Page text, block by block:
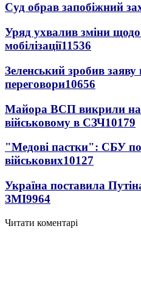
Суд обрав запобіжний
Уряд ухвалив зміни щодо
мобілізації11536
Зеленський зробив
переговори10656
Майора ВСП викрили на
військовому в СЗЧ10179
"Медові пастки": СБУ
військових10127
Україна поставила
ЗМІ9964
Читати коментарі